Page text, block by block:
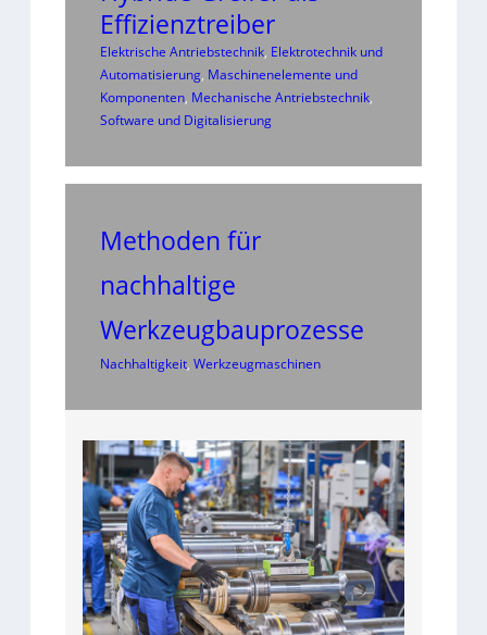
Effizienztreiber
Elektrische Antriebstechnik, Elektrotechnik und
Automatisierung, Maschinenelemente und
Komponenten, Mechanische Antriebstechnik
Software und Digitalisierung
Methoden für
nachhaltige
Werkzeugbauprozesse
Nachhaltigkeit, Werkzeugmaschinen